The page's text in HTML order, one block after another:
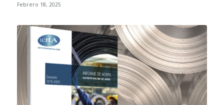
Febrero 18, 2025